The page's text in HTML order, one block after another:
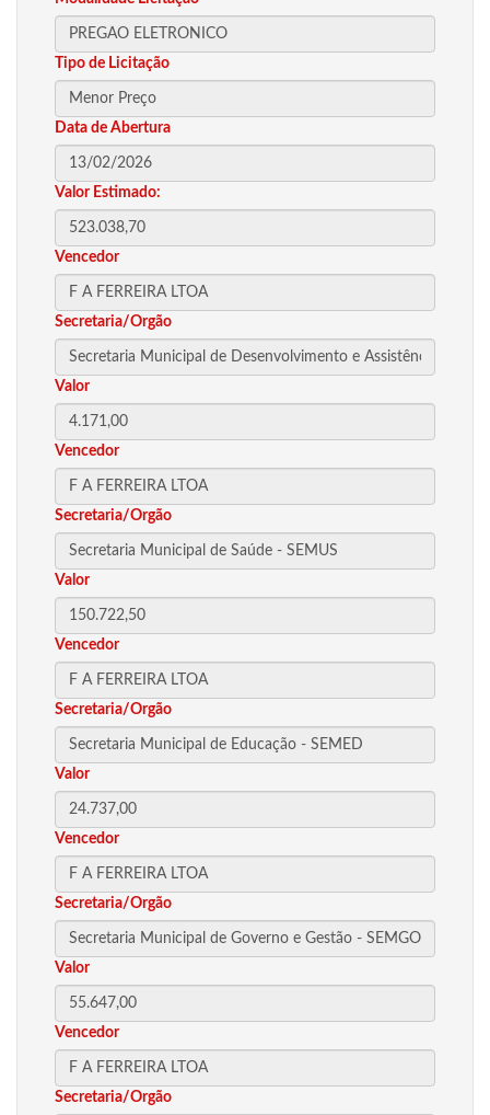
Tipo de Licitação
Data de Abertura
Valor Estimado:
Vencedor
Secretaria/Orgão
Valor
Vencedor
Secretaria/Orgão
Valor
Vencedor
Secretaria/Orgão
Valor
Vencedor
Secretaria/Orgão
Valor
Vencedor
Secretaria/Orgão